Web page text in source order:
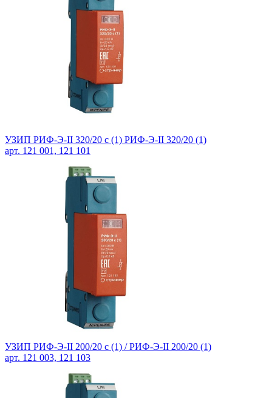
УЗИП РИФ-Э-II 320/20 c (1) РИФ-Э-II 320/20 (1)
арт. 121 001, 121 101
УЗИП РИФ-Э-II 200/20 с (1) / РИФ-Э-II 200/20 (1)
арт. 121 003, 121 103